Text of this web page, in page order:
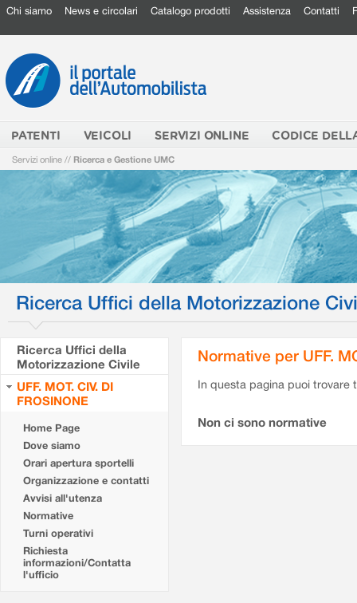
Chi siamo News e circolari Catalogo prodotti Assistenza Contatti
PATENTI VEICOLI SERVIZI ONLINE CODICE
Servizi online // Ricerca e Gestione UMC
Ricerca Uffici della Motorizzazione
Ricerca Uffici della
Motorizzazione Civile
UFF. MOT. CIV. DI
FROSINONE
Home Page
Dove siamo
Orari apertura sportelli
Organizzazione e contatti
Avvisi all'utenza
Normative
Turni operativi
Richiesta
informazioni/Contatta
l'ufficio
Normative per UFF.
In questa pagina puoi
Non ci sono normative